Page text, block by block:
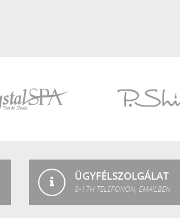
ÜGYFÉLSZOLGÁLAT
8-17H TELEFONON, EMAILBEN